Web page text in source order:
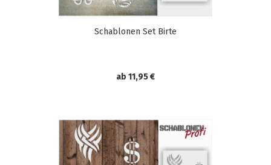
Schablonen Set Birte
ab 11,95 €